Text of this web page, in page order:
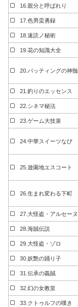
16.親分と呼ばれり
17.色男蛮勇録
18.速読ノ秘術
19.花の知識大全
20.バッティングの神髄
21.釣りのエッセンス
22.シネマ秘法
23.ゲーム大技泉
24.中華スイーツなび
25.遊園地エスコート
26.生まれ変わる下町
27.大怪盗・アルセーヌ
28.海賊伝説
29.大怪盗・ゾロ
30.妖艶の踊り子
31.伝承の義賊
32.幻の女教皇
33.クトゥルフの嘆き